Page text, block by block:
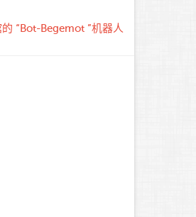
“Bot-Begemot ”机器人